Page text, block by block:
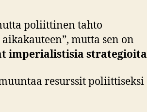
poliittinen tahto
mutta sen on
imperialistisia strategioita
resurssit poliittiseksi